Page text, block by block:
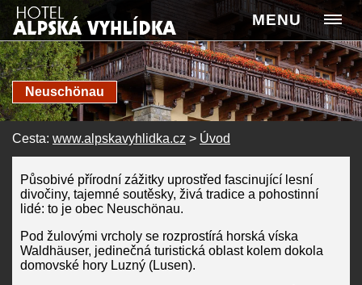
MENU
Neuschönau
Cesta: www.alpskavyhlidka.cz > Úvod
Působivé přírodní zážitky uprostřed fascinující lesní
divočiny, tajemné soutěsky, živá tradice a pohostinní
lidé: to je obec Neuschönau.
Pod žulovými vrcholy se rozprostírá horská víska
Waldhäuser, jedinečná turistická oblast kolem dokola
domovské hory Luzný (Lusen).